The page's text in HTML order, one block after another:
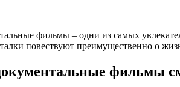
фильмы – одни из самых
повествуют преимущественно о
фильмы